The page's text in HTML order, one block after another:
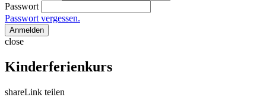
Passwort
Passwort vergessen.
Anmelden
close
Kinderferienkurs
shareLink teilen